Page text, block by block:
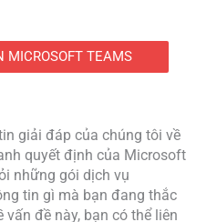
MICROSOFT TEAMS
giải đáp của chúng tôi về
quyết định của Microsoft
những gói dịch vụ
tin gì mà bạn đang thắc
đề này, bạn có thể liên